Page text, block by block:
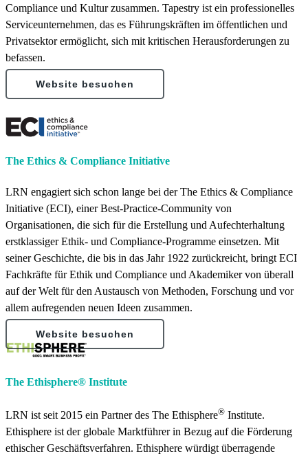
Compliance und Kultur zusammen. Tapestry ist ein professionelles
Serviceunternehmen, das es Führungskräften im öffentlichen und
Privatsektor ermöglicht, sich mit kritischen Herausforderungen zu
befassen.
Website besuchen
The Ethics & Compliance Initiative
LRN engagiert sich schon lange bei der The Ethics & Compliance
Initiative (ECI), einer Best-Practice-Community von
Organisationen, die sich für die Erstellung und Aufechterhaltung
erstklassiger Ethik- und Compliance-Programme einsetzen. Mit
seiner Geschichte, die bis in das Jahr 1922 zurückreicht, bringt ECI
Fachkräfte für Ethik und Compliance und Akademiker von überall
auf der Welt für den Austausch von Methoden, Forschung und vor
allem aufregenden neuen Ideen zusammen.
Website besuchen
The Ethisphere® Institute
LRN ist seit 2015 ein Partner des The Ethisphere® Institute.
Ethisphere ist der globale Marktführer in Bezug auf die Förderung
ethischer Geschäftsverfahren. Ethisphere würdigt überragende